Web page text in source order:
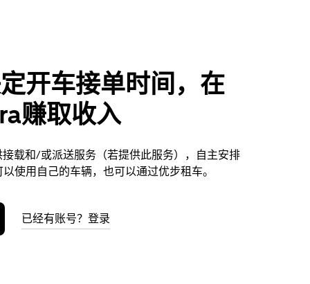
开车接单时间，在
赚取收入
载和/或派送服务（若提供此服务），自主安排
使用自己的车辆，也可以通过优步租车。
已经有账号？登录